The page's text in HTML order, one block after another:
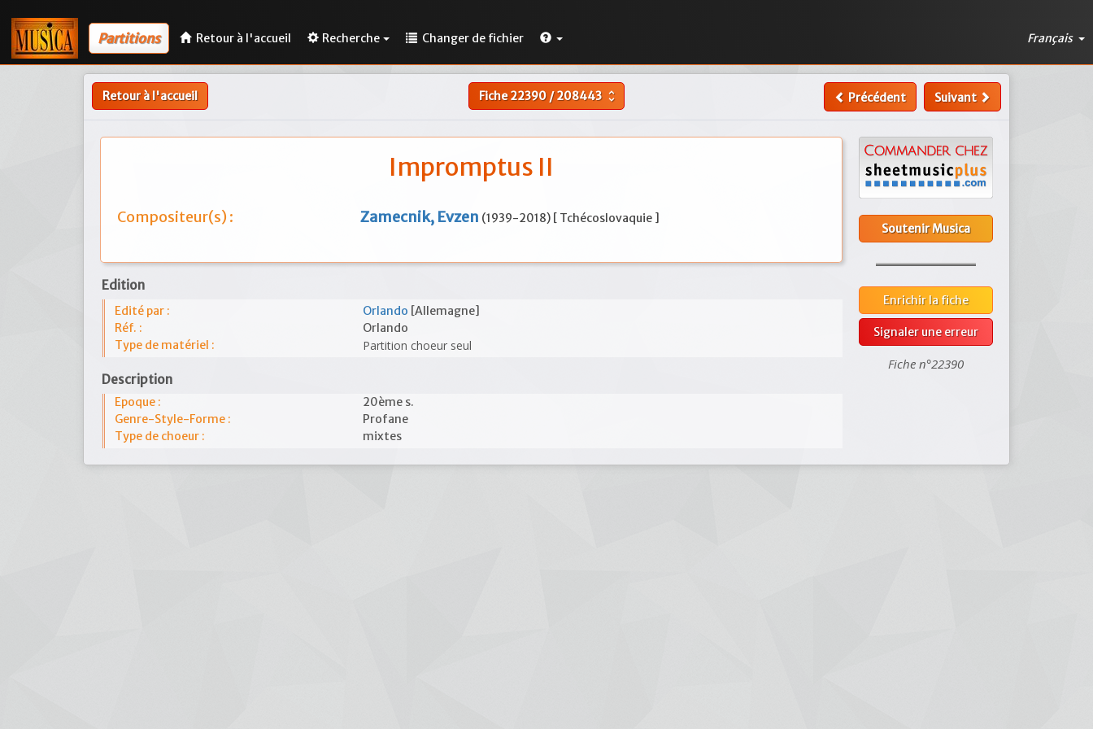
Partitions Retour à l'accueil Recherche Changer de fichier Français
Retour à l'accueil Fiche22390/208443 unfold_more Précédent Suivant
Impromptus II
Compositeur(s) : Zamecnik, Evzen (1939-2018) [ Tchécoslovaquie ]
Edition
Edité par : Orlando [Allemagne]
Réf. :
Orlando
Type de matériel :
Partition choeur seul
Description
Epoque :
20ème s.
Genre-Style-Forme :
Profane
Type de choeur :
mixtes
Soutenir Musica
Enrichir la fiche
Signaler une erreur
Fiche n°22390